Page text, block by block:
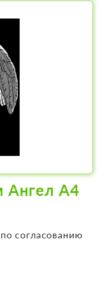
Ангел А4
согласованию